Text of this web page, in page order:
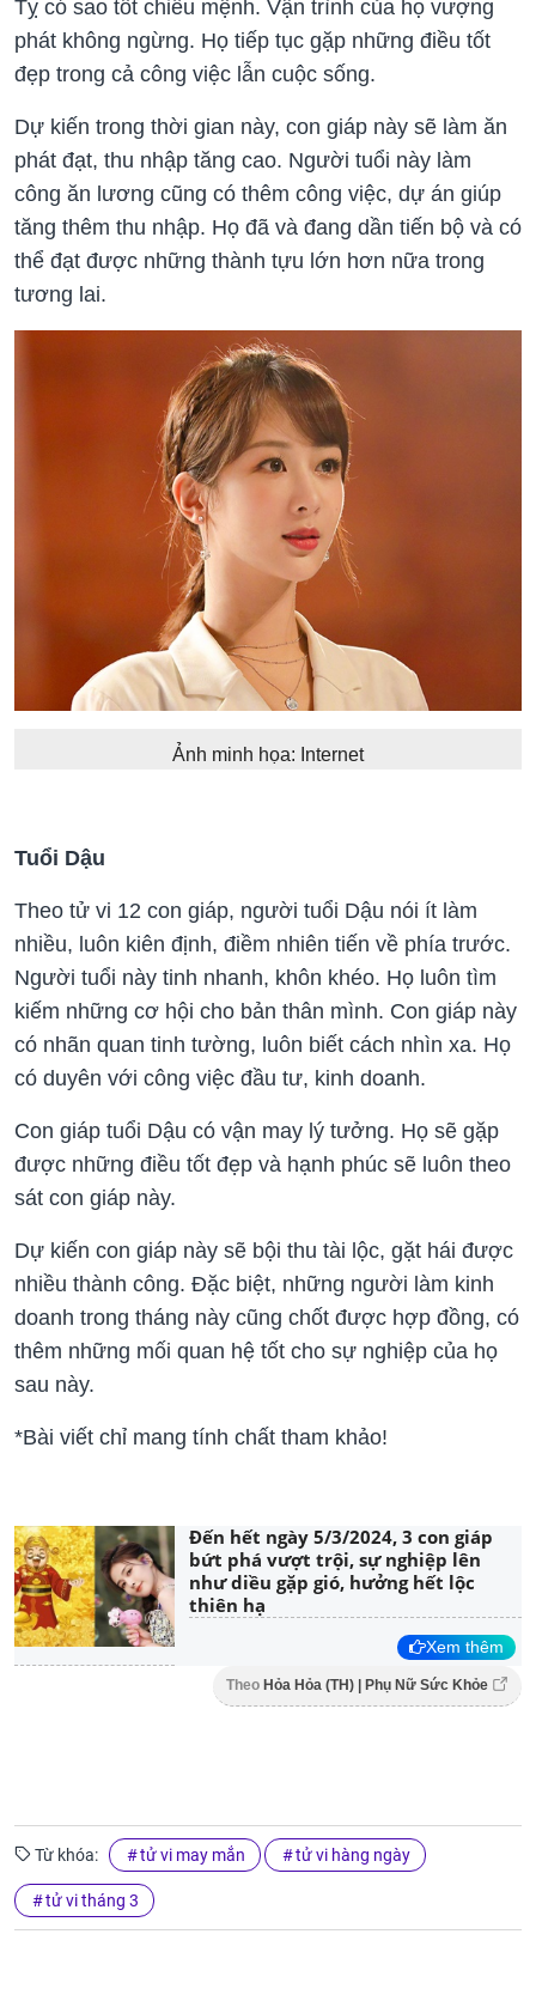
Tỵ có sao tốt chiếu mệnh. Vận trình của họ vượng
phát không ngừng. Họ tiếp tục gặp những điều tốt
đẹp trong cả công việc lẫn cuộc sống.
Dự kiến trong thời gian này, con giáp này sẽ làm ăn
phát đạt, thu nhập tăng cao. Người tuổi này làm
công ăn lương cũng có thêm công việc, dự án giúp
tăng thêm thu nhập. Họ đã và đang dần tiến bộ và có
thể đạt được những thành tựu lớn hơn nữa trong
tương lai.
Ảnh minh họa: Internet
Tuổi Dậu
Theo tử vi 12 con giáp, người tuổi Dậu nói ít làm
nhiều, luôn kiên định, điềm nhiên tiến về phía trước.
Người tuổi này tinh nhanh, khôn khéo. Họ luôn tìm
kiếm những cơ hội cho bản thân mình. Con giáp này
có nhãn quan tinh tường, luôn biết cách nhìn xa. Họ
có duyên với công việc đầu tư, kinh doanh.
Con giáp tuổi Dậu có vận may lý tưởng. Họ sẽ gặp
được những điều tốt đẹp và hạnh phúc sẽ luôn theo
sát con giáp này.
Dự kiến con giáp này sẽ bội thu tài lộc, gặt hái được
nhiều thành công. Đặc biệt, những người làm kinh
doanh trong tháng này cũng chốt được hợp đồng, có
thêm những mối quan hệ tốt cho sự nghiệp của họ
sau này.
*Bài viết chỉ mang tính chất tham khảo!
Đến hết ngày 5/3/2024, 3 con giáp
bứt phá vượt trội, sự nghiệp lên
như diều gặp gió, hưởng hết lộc
thiên hạ
Xem thêm
Theo Hỏa Hỏa (TH) | Phụ Nữ Sức Khỏe
Từ khóa: tử vi may mắn tử vi hàng ngày
tử vi tháng 3